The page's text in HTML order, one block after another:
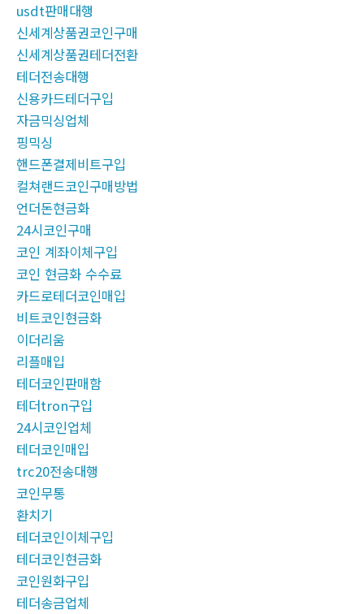
usdt판매대행
신세계상품권코인구매
신세계상품권테더전환
테더전송대행
신용카드테더구입
자금믹싱업체
핑믹싱
핸드폰결제비트구입
컬쳐랜드코인구매방법
언더돈현금화
24시코인구매
코인 계좌이체구입
코인 현금화 수수료
카드로테더코인매입
비트코인현금화
이더리움
리플매입
테더코인판매함
테더tron구입
24시코인업체
테더코인매입
trc20전송대행
코인무통
환치기
테더코인이체구입
테더코인현금화
코인원화구입
테더송금업체